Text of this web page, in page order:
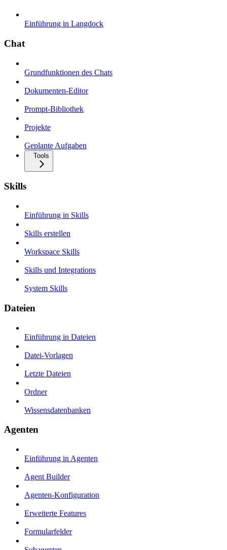
Einführung in Langdock
Chat
Grundfunktionen des Chats
Dokumenten-Editor
Prompt-Bibliothek
Projekte
Geplante Aufgaben
Tools
Skills
Einführung in Skills
Skills erstellen
Workspace Skills
Skills und Integrations
System Skills
Dateien
Einführung in Dateien
Datei-Vorlagen
Letzte Dateien
Ordner
Wissensdatenbanken
Agenten
Einführung in Agenten
Agent Builder
Agenten-Konfiguration
Erweiterte Features
Formularfelder